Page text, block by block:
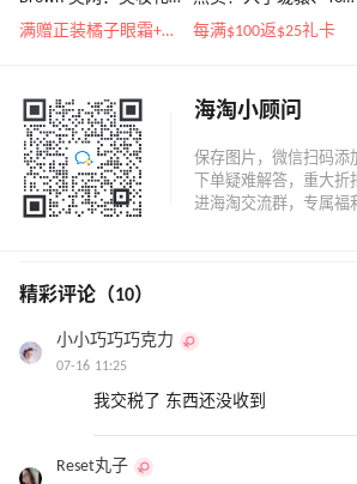
遇！满$150立省$50
满赠正装橘子眼霜+精华唇蜜等好礼
Burch、拉夫劳伦等
每满$100返$25礼卡
海淘小顾问
精彩评论（10）
小小巧巧巧克力
07-16 11:25
我交税了 东西还没收到
Reset丸子